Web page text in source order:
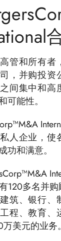
管和所有者
，并购投资
间集中和高
可能性。
人企业，使
功和满意。
120多名并购
筑、银行、
程、教育、
美元的业务。